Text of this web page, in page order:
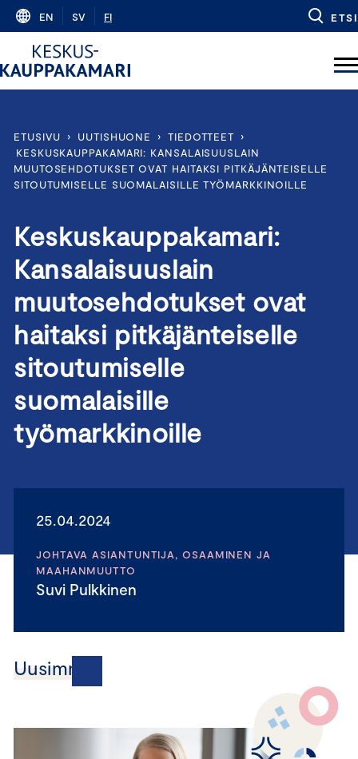
Skip
content
EN SV FI ETSI
ETUSIVU › UUTISHUONE › TIEDOTTEET
›
KESKUSKAUPPAKAMARI: KANSALAISUUSLAIN
MUUTOSEHDOTUKSET OVAT HAITAKSI PITKÄJÄNTEISELLE
SITOUTUMISELLE SUOMALAISILLE TYÖMARKKINOILLE
Keskuskauppakamari:
Kansalaisuuslain
muutosehdotukset ovat
haitaksi pitkäjänteiselle
sitoutumiselle
suomalaisille
työmarkkinoille
25.04.2024
JOHTAVA ASIANTUNTIJA, OSAAMINEN JA
MAAHANMUUTTO
Suvi Pulkkinen
Uusimmat